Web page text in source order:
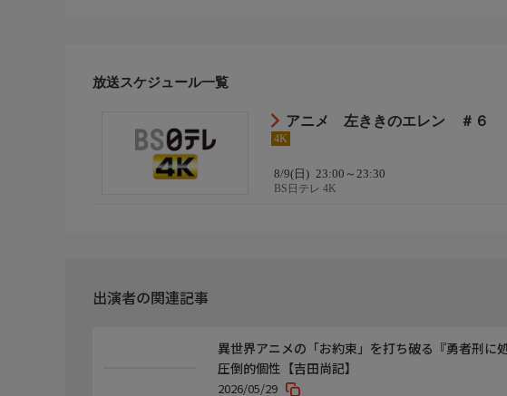
原作：かっぴー「左ききのエレン」
監督：鈴木利正
シリーズ構成：岸本卓
アニメーションキャラクター原案：後藤隆幸
キャラクターデザイン・総作画監督：福地祐香 玉井あかね
撮影監督：有村駿
音響監督：明田川仁
音楽：パソコン音楽クラブ
放送スケジュール一覧
アニメ 左ききのエレン ＃６
4K
8/9(日) 23:00～23:30
BS日テレ 4K
出演者の関連記事
異世界アニメの「お約束」を打ち破る『勇者刑に
圧倒的個性【吉田尚記】
2026/05/29